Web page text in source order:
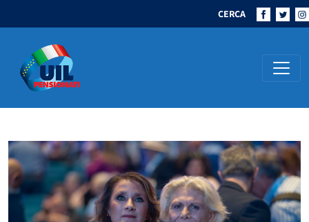
CERCA
Navigazione principale